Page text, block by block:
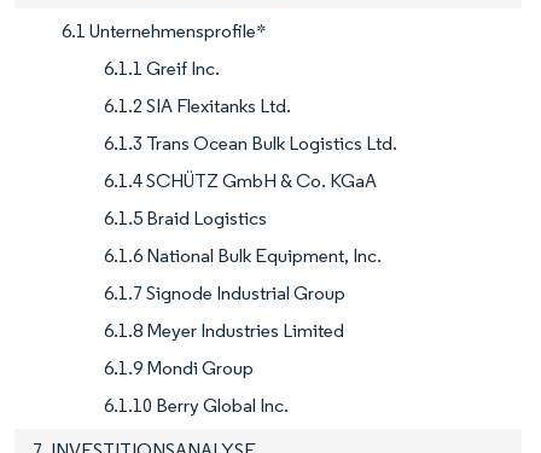
6.1 Unternehmensprofile*
6.1.1 Greif Inc.
6.1.2 SIA Flexitanks Ltd.
6.1.3 Trans Ocean Bulk Logistics Ltd.
6.1.4 SCHÜTZ GmbH & Co. KGaA
6.1.5 Braid Logistics
6.1.6 National Bulk Equipment, Inc.
6.1.7 Signode Industrial Group
6.1.8 Meyer Industries Limited
6.1.9 Mondi Group
6.1.10 Berry Global Inc.